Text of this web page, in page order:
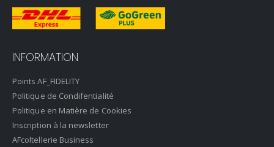
INFORMATION
Points AF_FIDELITY
Politique de Condifentialité
Politique en Matière de Cookies
Inscription à la newsletter
AFcoltellerie Business